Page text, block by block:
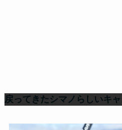
戻ってきたシマノらしいキ